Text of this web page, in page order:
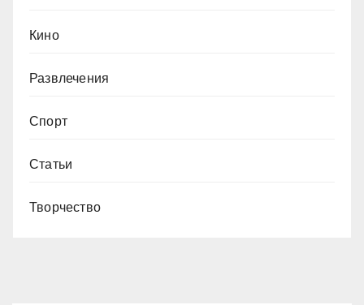
Кино
Развлечения
Спорт
Статьи
Творчество